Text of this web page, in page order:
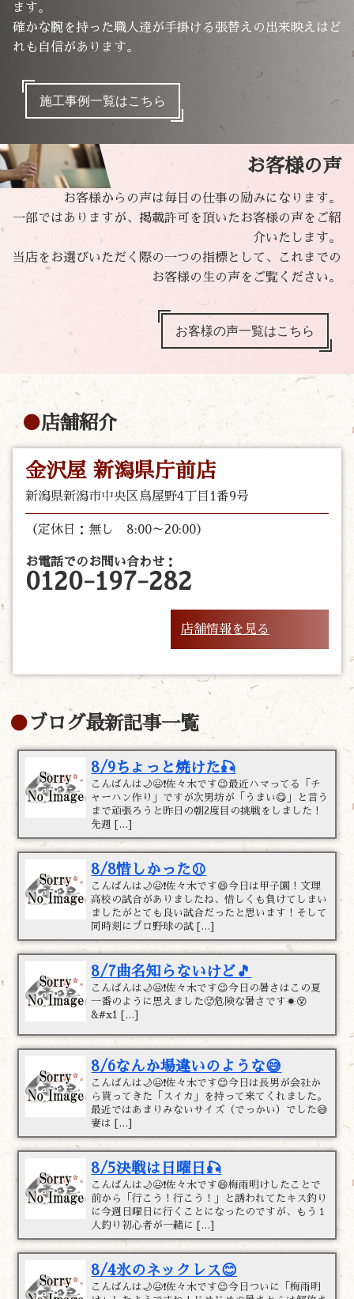
ます。
確かな腕を持った職人達が手掛ける張替えの出来映えはど
れも自信があります。
施工事例一覧はこちら
お客様の声
お客様からの声は毎日の仕事の励みになります。
一部ではありますが、掲載許可を頂いたお客様の声をご紹
介いたします。
当店をお選びいただく際の一つの指標として、これまでの
お客様の生の声をご覧ください。
お客様の声一覧はこちら
店舗紹介
金沢屋 新潟県庁前店
新潟県新潟市中央区鳥屋野4丁目1番9号
（定休日：無し 8:00～20:00）
お電話でのお問い合わせ：
0120-197-282
店舗情報を見る
ブログ最新記事一覧
8/9ちょっと焼けた🎣
こんばんは🌙😃❗佐々木です😉最近ハマってる「チ
ャーハン作り」ですが次男坊が「うまい😋」と言う
まで頑張ろうと昨日の朝2度目の挑戦をしました！
先週 […]
8/8惜しかった⚾
こんばんは🌙😃❗佐々木です😄今日は甲子園！文理
高校の試合がありましたね、惜しくも負けてしまい
ましたがとても良い試合だったと思います！そして
同時刻にプロ野球の試 […]
8/7曲名知らないけど🎵
こんばんは🌙😃❗佐々木です😉今日の暑さはこの夏
一番のように思えました🥵危険な暑さです☀️😵
&#x1 […]
8/6なんか場違いのような😅
こんばんは🌙😃❗佐々木です😊今日は長男が会社か
ら貰ってきた「スイカ」を持って来てくれました。
最近ではあまりみないサイズ（でっかい）でした😅
妻は […]
8/5決戦は日曜日🎣
こんばんは🌙😃❗佐々木です😄梅雨明けしたことで
前から「行こう！行こう！」と誘われてたキス釣り
に今週日曜日に行くことになったのですが、もう１
人釣り初心者が一緒に […]
8/4氷のネックレス😊
こんばんは🌙😃❗佐々木です😉今日ついに「梅雨明